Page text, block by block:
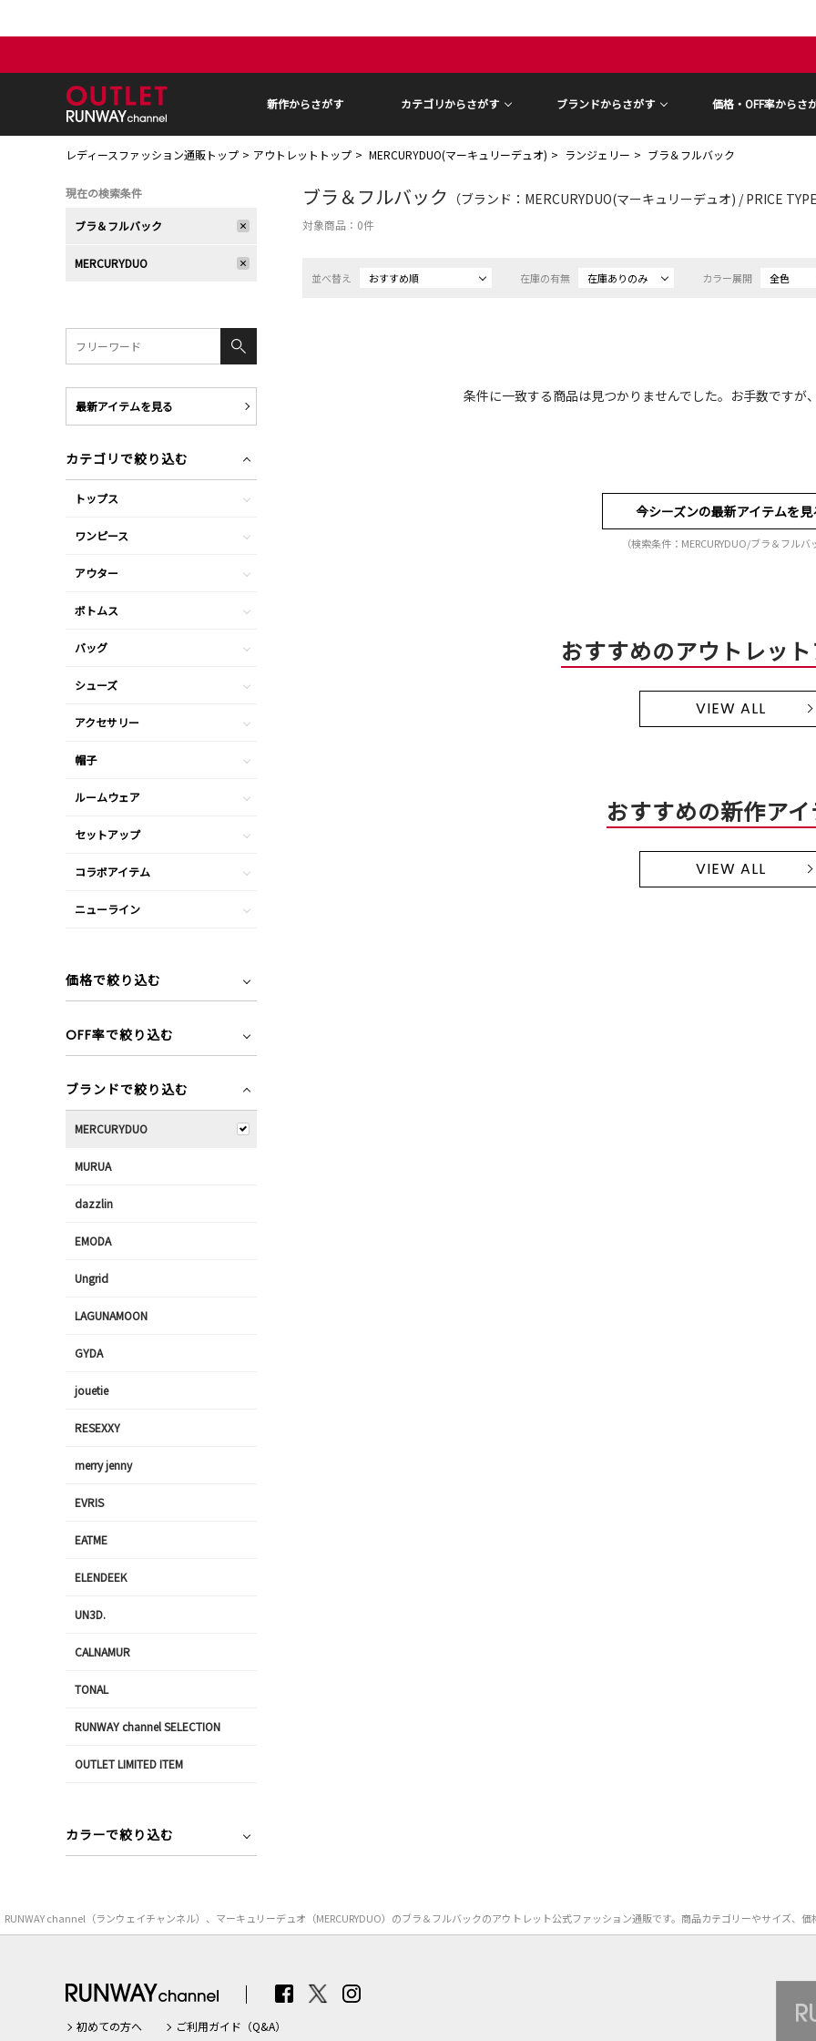
新作からさがす カテゴリからさがす ブランドからさがす 価格・OFF率からさ
レディースファッション通販トップ アウトレットトップ MERCURYDUO(マーキュリーデュオ) ランジェリー ブラ＆フルバック
ブラ＆フルバック （ブランド：MERCURYDUO(マーキュリーデュオ) / PRICE
対象商品： 0件
並べ替え おすすめ順 在庫の有無 在庫ありのみ カラー展開 全色
条件に一致する商品は見つかりませんでした。お手数ですが
今シーズンの最新アイテムを見
（検索条件：MERCURYDUO/ブラ＆フルバ
おすすめのアウトレッ
VIEW ALL
おすすめの新作ア
VIEW ALL
現在の検索条件
ブラ＆フルバック
MERCURYDUO
最新アイテムを見る
カテゴリで絞り込む
トップス
ワンピース
アウター
ボトムス
バッグ
シューズ
アクセサリー
帽子
ルームウェア
セットアップ
コラボアイテム
ニューライン
価格で絞り込む
OFF率で絞り込む
ブランドで絞り込む
MERCURYDUO
MURUA
dazzlin
EMODA
Ungrid
LAGUNAMOON
GYDA
jouetie
RESEXXY
merry jenny
EVRIS
EATME
ELENDEEK
UN3D.
CALNAMUR
TONAL
RUNWAY channel SELECTION
OUTLET LIMITED ITEM
カラーで絞り込む
RUNWAY channel（ランウェイチャンネル）、マーキュリーデュオ（MERCURYDUO）のブラ＆フルバックのアウトレット公式ファッション通販です。商品カテゴリーやサイズ、
初めての方へ
ご利用ガイド（Q&A）